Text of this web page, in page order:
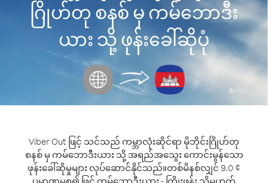
ဂြိုဟ်တု စနစ် မှ ကမ်ဘောဒီး
ယား သို့ ဖုန်းခေါ်ဆိုပုံ
Viber Out ဖြင့် သင်သည် ကမ္ဘာလုံးဆိုင်ရာ မိုဘိုင်းဂြိုဟ်တု
စနစ် မှ ကမ်ဘောဒီးယား သို့ အရည်အသွေး ကောင်းမွန်သော
ဖုန်းခေါ်ဆိုမှုများ လုပ်ဆောင်နိုင်သည်။တစ်မိနစ်လျှင် 9.0 ¢